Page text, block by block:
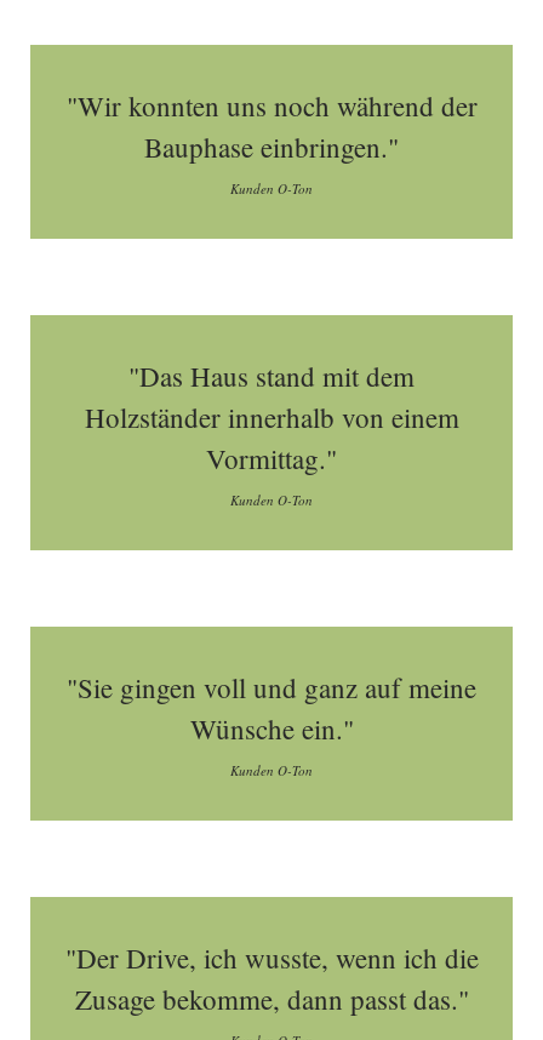
"Wir konnten uns noch während der
Bauphase einbringen."
Kunden O-Ton
"Das Haus stand mit dem
Holzständer innerhalb von einem
Vormittag."
Kunden O-Ton
"Sie gingen voll und ganz auf meine
Wünsche ein."
Kunden O-Ton
"Der Drive, ich wusste, wenn ich die
Zusage bekomme, dann passt das."